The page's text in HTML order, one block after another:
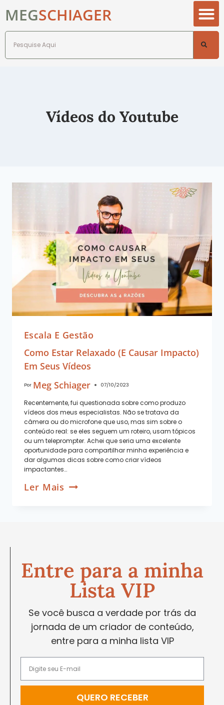
MEGSCHIAGER
Vídeos do Youtube
Escala E Gestão
Como Estar Relaxado (e Causar Impacto)
Em Seus Vídeos
Por Meg Schiager 07/10/2023
Recentemente, fui questionada sobre como produzo
vídeos dos meus especialistas. Não se tratava da
câmera ou do microfone que uso, mas sim sobre o
conteúdo real: se eles seguem um roteiro, usam tópicos
ou um teleprompter. Achei que seria uma excelente
oportunidade para compartilhar minha experiência e
dar algumas dicas sobre como criar vídeos
impactantes…
Ler Mais
Entre para a minha
Lista VIP
Se você busca a verdade por trás da
jornada de um criador de conteúdo,
entre para a minha lista VIP
QUERO RECEBER